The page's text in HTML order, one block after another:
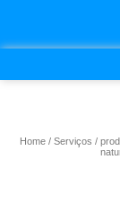
Home Serviços